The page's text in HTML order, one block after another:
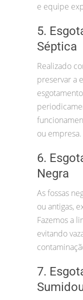
e equipe
5.
Séptica
Realizado
preservar a
ou empresa.
6.
Negra
As fossas
ou antigas,
Fazemos a
evitando
7.